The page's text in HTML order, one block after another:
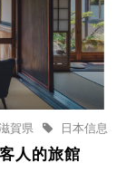
賀県 日本信息
人的旅館